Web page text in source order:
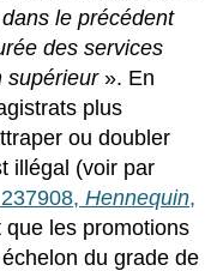
le précédent
des services
supérieur ». En
plus
ou doubler
illégal (voir par
Hennequin,
les promotions
du grade de